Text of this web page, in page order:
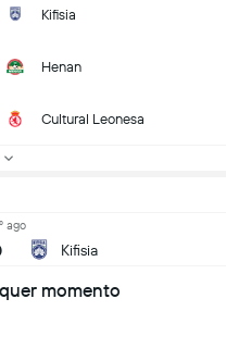
ago
Kifisia
momento
Kifisia
Henan
Cultural Leonesa